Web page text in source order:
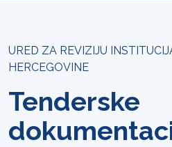
URED ZA REVIZIJU
HERCEGOVINE
Tenderske